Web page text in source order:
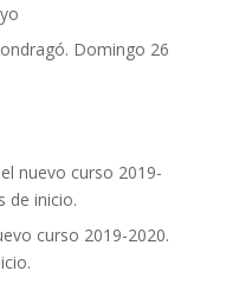
Domingo 26
nuevo curso 2019-
de inicio.
curso 2019-2020.